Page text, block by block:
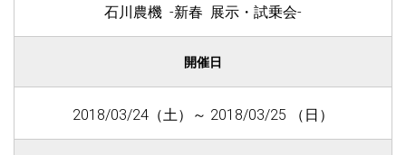
石川農機 -新春 展示・試乗会-
開催日
2018/03/24（土）～ 2018/03/25 （日）